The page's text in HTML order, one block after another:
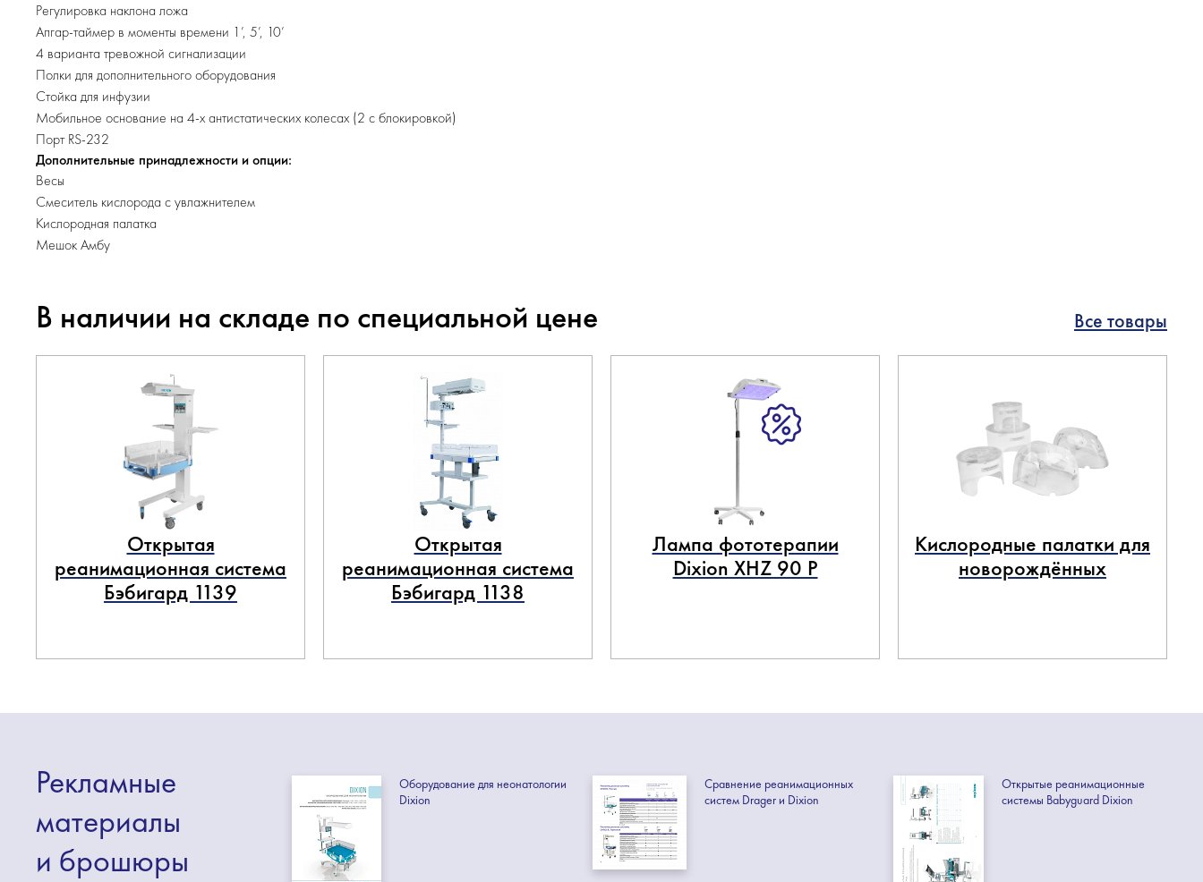
Регулировка наклона ложа
Апгар-таймер в моменты времени 1’, 5’, 10’
4 варианта тревожной сигнализации
Полки для дополнительного оборудования
Стойка для инфузии
Мобильное основание на 4-х антистатических колесах (2 с блокировкой)
Порт RS-232
Дополнительные принадлежности и опции:
Весы
Смеситель кислорода с увлажнителем
Кислородная палатка
Мешок Амбу
В наличии на складе по специальной цене Все товары
Открытая
реанимационная система
Бэбигард 1139
Открытая
реанимационная система
Бэбигард 1138
Лампа фототерапии
Dixion XHZ 90 P
Кислородные палатки для
новорождённых
Рекламные
материалы
и брошюры
Оборудование для неонатологии
Dixion
Сравнение реанимационных
систем Drager и Dixion
Открытые реанимационные
системы Babyguard Dixion